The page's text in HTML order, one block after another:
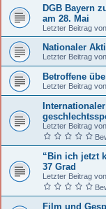
DGB Bayern
am 28. Mai
Letzter Beitrag von
Nationaler
Letzter Beitrag von
Betroffene
Letzter Beitrag von
Letzter Beitrag von
“Bin ich jetzt
37 Grad
Letzter Beitrag von
Film und